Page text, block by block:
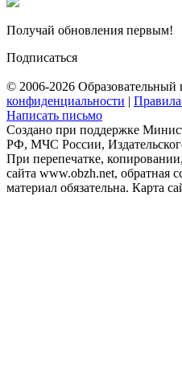
Получай обновления первым!
Подписаться
© 2006-2026 Образовательный
конфиденциальности |
Написать письмо
Создано при поддержке
РФ, МЧС России,
При перепечатке,
сайта www.obzh.net, обратная
материал обязательна. Карта